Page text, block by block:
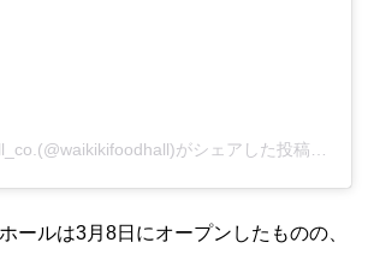
ールは3月8日にオープンしたものの、